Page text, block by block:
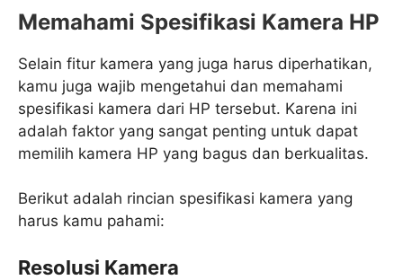
Memahami Spesifikasi Kamera HP
Selain fitur kamera yang juga harus diperhatikan,
kamu juga wajib mengetahui dan memahami
spesifikasi kamera dari HP tersebut. Karena ini
adalah faktor yang sangat penting untuk dapat
memilih kamera HP yang bagus dan berkualitas.
Berikut adalah rincian spesifikasi kamera yang
harus kamu pahami:
Resolusi Kamera